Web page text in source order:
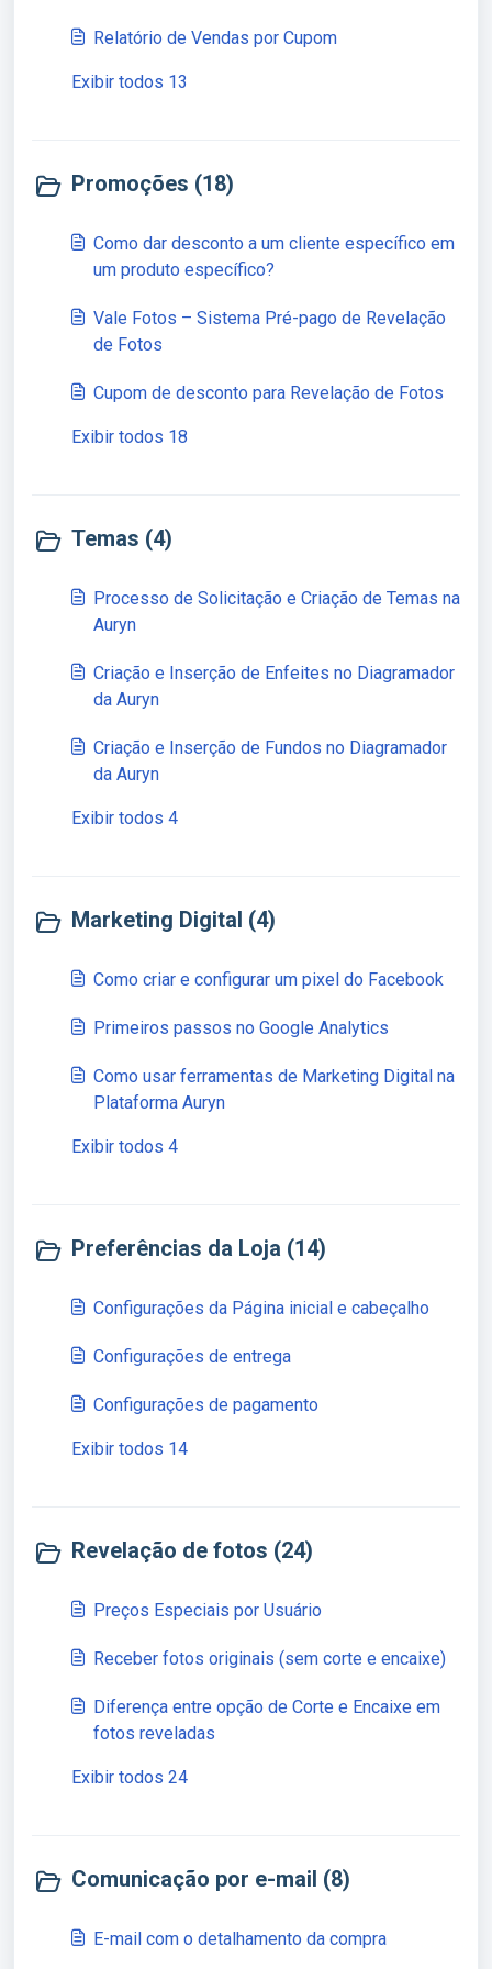
Relatório de Vendas por Cupom
Exibir todos 13
Promoções (18)
Como dar desconto a um cliente específico em
um produto específico?
Vale Fotos – Sistema Pré-pago de Revelação
de Fotos
Cupom de desconto para Revelação de Fotos
Exibir todos 18
Temas (4)
​Processo de Solicitação e Criação de Temas na
Auryn
Criação e Inserção de Enfeites no Diagramador
da Auryn
Criação e Inserção de Fundos no Diagramador
da Auryn
Exibir todos 4
Marketing Digital (4)
Como criar e configurar um pixel do Facebook
Primeiros passos no Google Analytics
Como usar ferramentas de Marketing Digital na
Plataforma Auryn
Exibir todos 4
Preferências da Loja (14)
Configurações da Página inicial e cabeçalho
Configurações de entrega
Configurações de pagamento
Exibir todos 14
Revelação de fotos (24)
Preços Especiais por Usuário
Receber fotos originais (sem corte e encaixe)
Diferença entre opção de Corte e Encaixe em
fotos reveladas
Exibir todos 24
Comunicação por e-mail (8)
E-mail com o detalhamento da compra